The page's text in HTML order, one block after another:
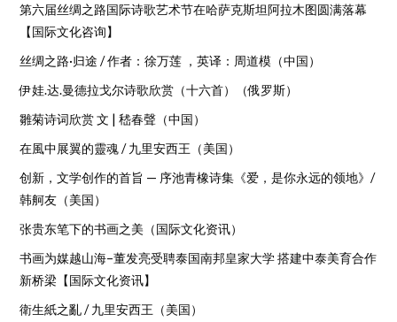
第六届丝绸之路国际诗歌艺术节在哈萨克斯坦阿拉木图圆满落幕
【国际文化咨询】
丝绸之路·归途 / 作者：徐万莲 ，英译：周道模（中国）
伊娃.达.曼德拉戈尔诗歌欣赏（十六首）（俄罗斯）
雛菊诗词欣赏 文 | 嵇春聲（中国）
在風中展翼的靈魂 / 九里安西王（美国）
创新，文学创作的首旨 — 序池青橡诗集《爱，是你永远的领地》/
韩舸友（美国）
张贵东笔下的书画之美（国际文化资讯）
书画为媒越山海–董发亮受聘泰国南邦皇家大学 搭建中泰美育合作
新桥梁【国际文化资讯】
衛生紙之亂 / 九里安西王（美国）